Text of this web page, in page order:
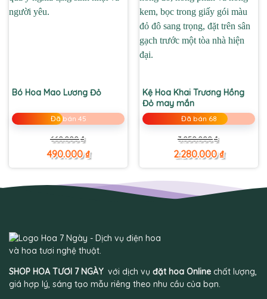
Bó Hoa Mao Lương Đỏ
Đã bán 45
660.000₫
Giá
gốc
là:
660.000 ₫.
490.000₫
Giá
hiện
tại
là:
490.000 ₫.
Kệ Hoa Khai Trương Hồng
Đỏ may mắn
Đã bán 68
3.050.000₫
Giá
gốc
là:
3.050.000 ₫.
2.280.000₫
Giá
hiện
tại
là:
2.280.000 ₫.
SHOP HOA TƯƠI 7 NGÀY với dịch vụ đặt hoa Online chất lượng,
giá hợp lý, sáng tạo mẫu riêng theo nhu cầu của bạn.